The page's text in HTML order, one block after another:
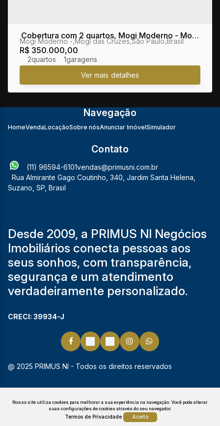
Nosso site utiliza cookies para melhorar a sua experiência na navegação. Você pode alterar
suas configurações de cookies através do seu navegador.
Termos de Privacidade Aceito
Cobertura com 2 quartos, Mogi Moderno - Mogi
das Cruzes
R$ 350.000,00
Mogi Moderno ,Mogi das Cruzes,São Paulo,Brasil
2 1
Navegação
HomeVendaLocaçãoSobre nósAnunciar ImóvelSimulador
Contato
(11) 96594-6101vendas@primusni.com.br
Rua Almirante Gago Coutinho 340 Jardim Santa Helena
Suzano SP Brasil
Desde 2009, a PRIMUS NI Negócios
Imobiliários conecta pessoas aos
seus sonhos, com transparência,
segurança e um atendimento
verdadeiramente personalizado.
CRECI: 39934-J
@ 2025 PRIMUS NI - Todos os direitos reservados